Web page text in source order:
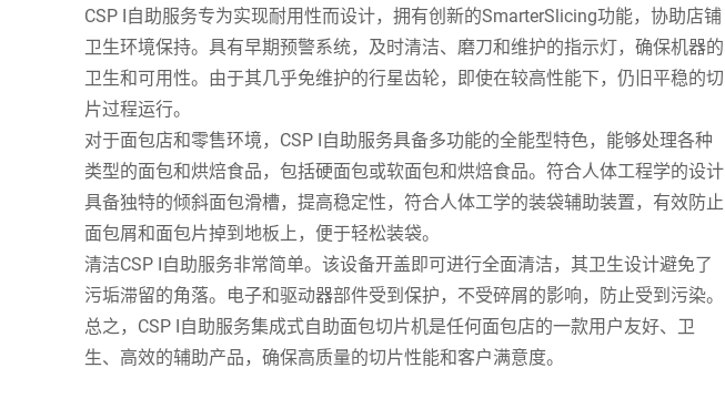
CSP I自助服务专为实现耐用性而设计，拥有创新的SmarterSlicing功能，协助店铺
卫生环境保持。具有早期预警系统，及时清洁、磨刀和维护的指示灯，确保机器的
卫生和可用性。由于其几乎免维护的行星齿轮，即使在较高性能下，仍旧平稳的切
片过程运行。
对于面包店和零售环境，CSP I自助服务具备多功能的全能型特色，能够处理各种
类型的面包和烘焙食品，包括硬面包或软面包和烘焙食品。符合人体工程学的设计
具备独特的倾斜面包滑槽，提高稳定性，符合人体工学的装袋辅助装置，有效防止
面包屑和面包片掉到地板上，便于轻松装袋。
清洁CSP I自助服务非常简单。该设备开盖即可进行全面清洁，其卫生设计避免了
污垢滞留的角落。电子和驱动器部件受到保护，不受碎屑的影响，防止受到污染。
总之，CSP I自助服务集成式自助面包切片机是任何面包店的一款用户友好、卫
生、高效的辅助产品，确保高质量的切片性能和客户满意度。